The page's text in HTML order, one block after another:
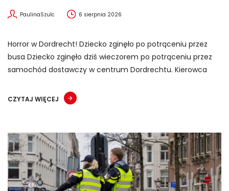
PaulinaSzulc 6 sierpnia 2026
Horror w Dordrecht! Dziecko zginęło po potrąceniu przez
busa Dziecko zginęło dziś wieczorem po potrąceniu przez
samochód dostawczy w centrum Dordrechtu. Kierowca
CZYTAJ WIĘCEJ